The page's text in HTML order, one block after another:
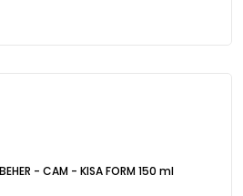
BEHER - CAM - KISA FORM 150 ml